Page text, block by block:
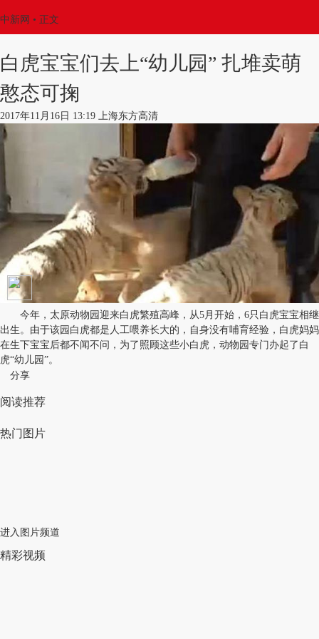
中新网 • 正文
白虎宝宝们去上“幼儿园” 扎堆卖萌
憨态可掬
2017年11月16日 13:19 上海东方高清
今年，太原动物园迎来白虎繁殖高峰，从5月开始，6只白虎宝宝相继
出生。由于该园白虎都是人工喂养长大的，自身没有哺育经验，白虎妈妈
在生下宝宝后都不闻不问，为了照顾这些小白虎，动物园专门办起了白
虎“幼儿园”。
分享
阅读推荐
热门图片
进入图片频道
精彩视频